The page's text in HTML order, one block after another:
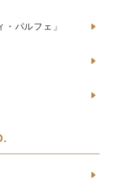
パルフェ」